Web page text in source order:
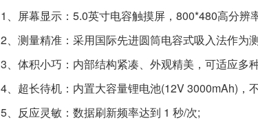
1、屏幕显示：5.0英寸电容触摸屏，800*480高分辨
2、测量精准：采用国际先进圆筒电容式吸入法作为
3、体积小巧：内部结构紧凑、外观精美，可适应多
4、超长待机：内置大容量锂电池(12V 3000mAh)，
5、反应灵敏：数据刷新频率达到 1 秒/次;